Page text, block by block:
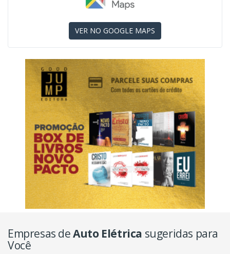
VER NO GOOGLE MAPS
Empresas deAuto Elétrica sugeridas para
Você